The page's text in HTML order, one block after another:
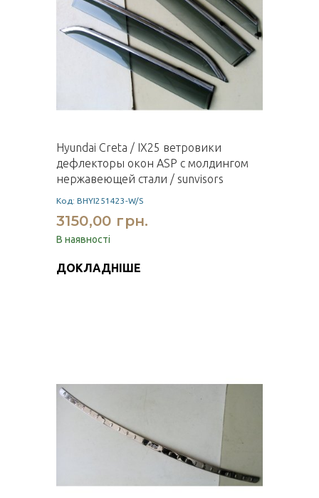
Hyundai Creta / IX25 ветровики
дефлекторы окон ASP с молдингом
нержавеющей стали / sunvisors
Код: BHYI251423-W/S
3150,00 грн.
В наявності
ДОКЛАДНІШЕ